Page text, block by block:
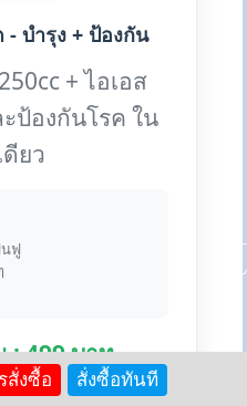
- บำรุง + ป้องกัน
+ ไอเอส
ป้องกันโรค ใน
ดียว
นฟู
: 499 บาท
หยัด 241 บาท!)
สั่งซื้อ สั่งซื้อทันที